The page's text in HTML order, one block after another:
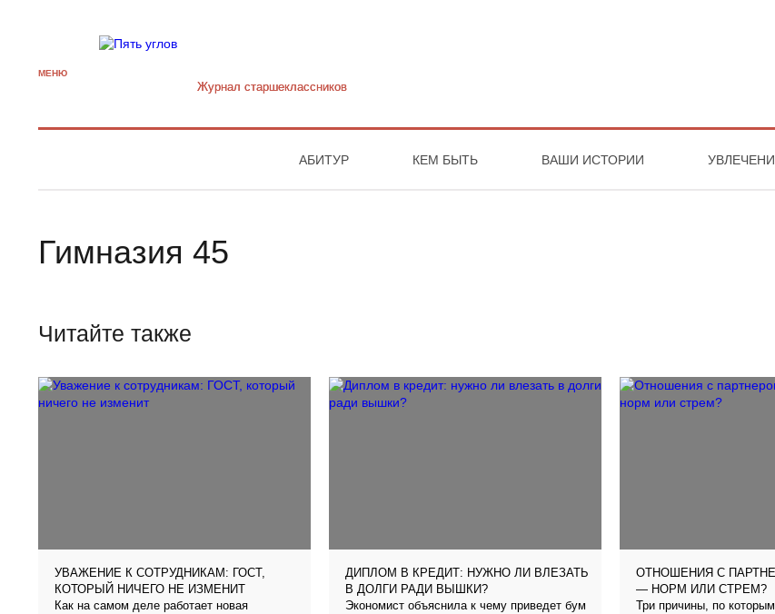
МЕНЮ
Журнал старшекласcников
АБИТУР КЕМ БЫТЬ ВАШИ ИСТОРИИ
Гимназия 45
Читайте также
УВАЖЕНИЕ К СОТРУДНИКАМ: ГОСТ,
КОТОРЫЙ НИЧЕГО НЕ ИЗМЕНИТ
Как на самом деле работает новая
ДИПЛОМ В КРЕДИТ: НУЖНО ЛИ ВЛЕЗАТЬ
В ДОЛГИ РАДИ ВЫШКИ?
Экономист объяснила к чему приведет бум
ОТНОШЕНИЯ С
— НОРМ ИЛИ СТРЕМ?
Три причины, по